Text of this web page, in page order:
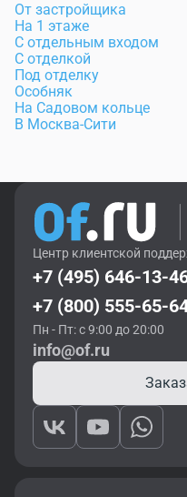
От застройщика
На 1 этаже
С отдельным входом
С отделкой
Под отделку
Особняк
На Садовом кольце
В Москва-Сити
Центр клиентской
+7 (495) 646-13-
+7 (800) 555-65-
Пн - Пт: с 9:00 до 20:00
info@of.ru